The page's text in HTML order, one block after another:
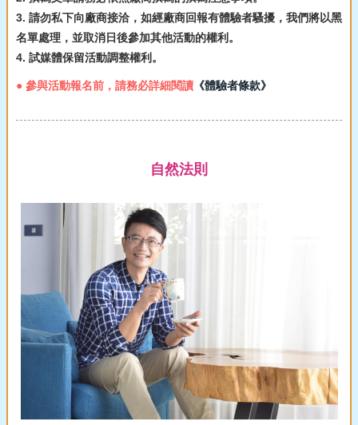
3. 請勿私下向廠商接洽，如經廠商回報有體驗者騷擾，我們將以黑
名單處理，並取消日後參加其他活動的權利。
4. 試媒體保留活動調整權利。
● 參與活動報名前，請務必詳細閱讀 《體驗者條款》
自然法則